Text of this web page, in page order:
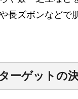
長ズボンなどで
ーゲットの